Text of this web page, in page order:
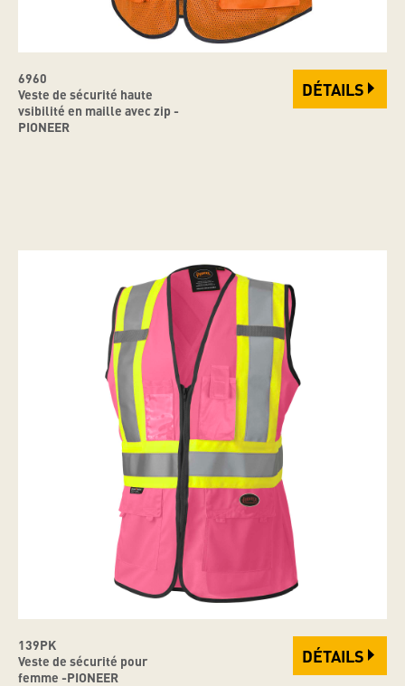
6960
Veste de sécurité haute
vsibilité en maille avec zip -
PIONEER
DÉTAILS
139PK
Veste de sécurité pour
femme -PIONEER
DÉTAILS